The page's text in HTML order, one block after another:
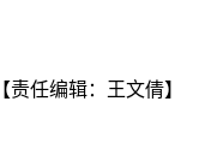
【责任编辑：王文倩】